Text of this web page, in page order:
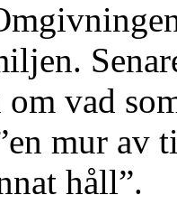
vad
mur av
håll”.